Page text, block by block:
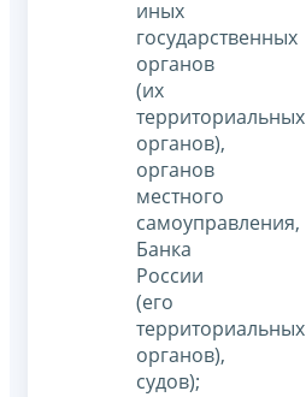
иных
государственных
органов
(их
территориальных
органов),
органов
местного
самоуправления,
Банка
России
(его
территориальных
органов),
судов);